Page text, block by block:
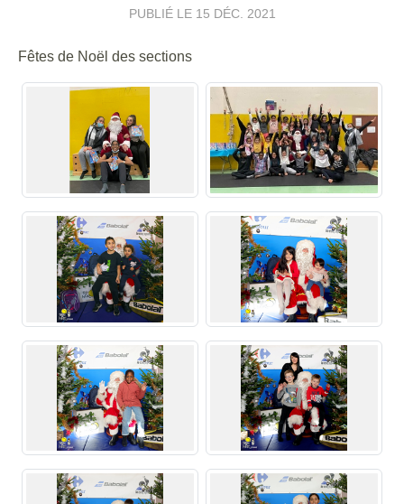
PUBLIÉ LE 15 DÉC. 2021
Fêtes de Noël des sections